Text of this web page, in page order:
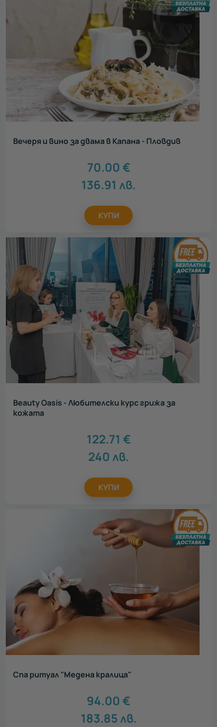
Вечеря и вино за двама в Капана - Пловдив
70.00 €
136.91 лв.
КУПИ
Beauty Oasis - Любителски курс грижа за
кожата
122.71 €
240 лв.
КУПИ
Спа ритуал "Медена кралица"
94.00 €
183.85лв.